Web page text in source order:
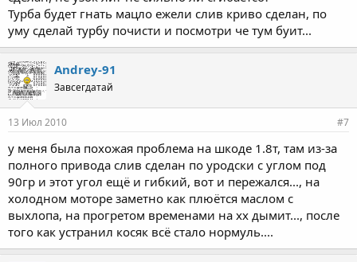
Турба будет гнать мацло ежели слив криво сделан, по
уму сделай турбу почисти и посмотри че тум буит...
Andrey-91
Завсегдатай
13 Июл 2010 #7
у меня была похожая проблема на шкоде 1.8т, там из-за
полного привода слив сделан по уродски с углом под
90гр и этот угол ещё и гибкий, вот и пережался..., на
холодном моторе заметно как плюётся маслом с
выхлопа, на прогретом временами на хх дымит..., после
того как устранил косяк всё стало нормуль....